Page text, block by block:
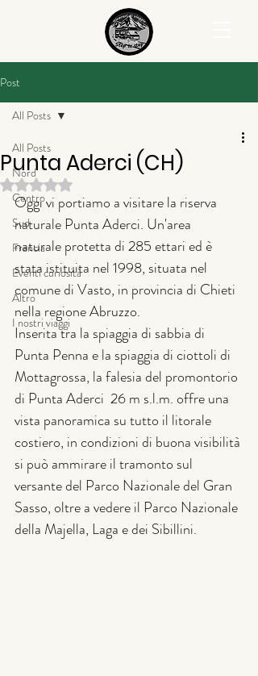
Post
All Posts
Nord
Centro
Sud
Francia
Eventi curiosità
Altro
I nostri viaggi
All Posts
Punta Aderci (CH)
Valutazione NaN stelle su 5.
Oggi vi portiamo a visitare la riserva
naturale Punta Aderci. Un'area
naturale protetta di 285 ettari ed è
stata istituita nel 1998, situata nel
comune di Vasto, in provincia di Chieti
nella regione Abruzzo.
Inserita tra la spiaggia di sabbia di
Punta Penna e la spiaggia di ciottoli di
Mottagrossa, la falesia del promontorio
di Punta Aderci  26 m s.l.m. offre una
vista panoramica su tutto il litorale
costiero, in condizioni di buona visibilità
si può ammirare il tramonto sul
versante del Parco Nazionale del Gran
Sasso, oltre a vedere il Parco Nazionale
della Majella, Laga e dei Sibillini.